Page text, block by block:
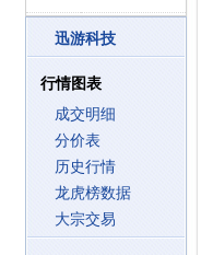
迅游科技
行情图表
成交明细
分价表
历史行情
龙虎榜数据
大宗交易